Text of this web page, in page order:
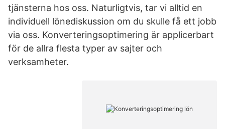
tjänsterna hos oss. Naturligtvis, tar vi alltid en
individuell lönediskussion om du skulle få ett jobb
via oss. Konverteringsoptimering är applicerbart
för de allra flesta typer av sajter och
verksamheter.